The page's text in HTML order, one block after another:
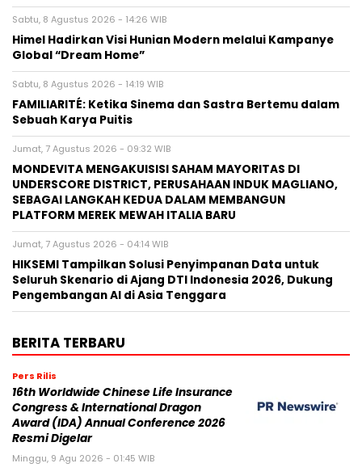
Sabtu, 8 Agustus 2026 - 14:26 WIB
Himel Hadirkan Visi Hunian Modern melalui Kampanye
Global “Dream Home”
Sabtu, 8 Agustus 2026 - 14:19 WIB
FAMILIARITÉ: Ketika Sinema dan Sastra Bertemu dalam
Sebuah Karya Puitis
Jumat, 7 Agustus 2026 - 09:32 WIB
MONDEVITA MENGAKUISISI SAHAM MAYORITAS DI
UNDERSCORE DISTRICT, PERUSAHAAN INDUK MAGLIANO,
SEBAGAI LANGKAH KEDUA DALAM MEMBANGUN
PLATFORM MEREK MEWAH ITALIA BARU
Jumat, 7 Agustus 2026 - 04:14 WIB
HIKSEMI Tampilkan Solusi Penyimpanan Data untuk
Seluruh Skenario di Ajang DTI Indonesia 2026, Dukung
Pengembangan AI di Asia Tenggara
BERITA TERBARU
Pers Rilis
16th Worldwide Chinese Life Insurance
Congress & International Dragon
Award (IDA) Annual Conference 2026
Resmi Digelar
Minggu, 9 Agu 2026 - 01:45 WIB